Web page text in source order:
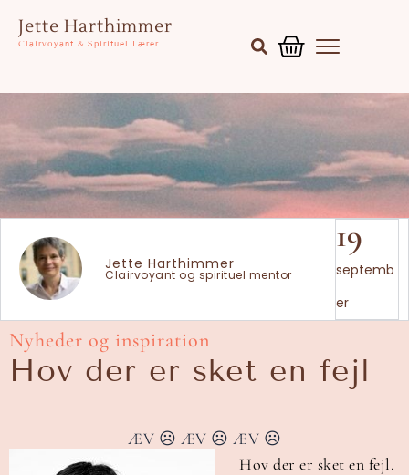
indholdet
Jette Harthimmer
Clairvoyant & Spirituel Lærer
Jette Harthimmer
Clairvoyant og spirituel mentor
19
septemb
er
Nyheder og inspiration
Hov der er sket en fejl
ÆV ☹️ ÆV ☹️ ÆV ☹️
Hov der er sket en fejl.